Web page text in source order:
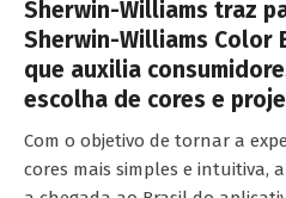
Sherwin-Williams traz
Sherwin-Williams
que auxilia
escolha de cores e
Com o objetivo de tornar a
cores mais simples e intuitiva,